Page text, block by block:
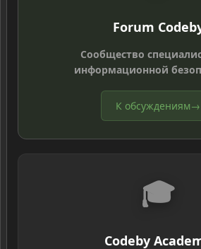
Forum
Сообщество
информационной
К обсуждениям→
🎓
Codeby